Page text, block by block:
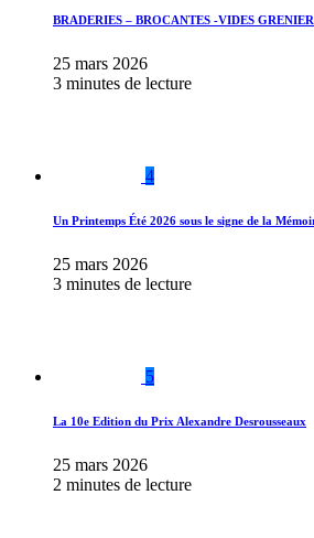
BRADERIES – BROCANTES -VIDES
25 mars 2026
3 minutes de lecture
4
Un Printemps Été 2026 sous le signe de la
25 mars 2026
3 minutes de lecture
5
La 10e Edition du Prix Alexandre Desrousseaux
25 mars 2026
2 minutes de lecture